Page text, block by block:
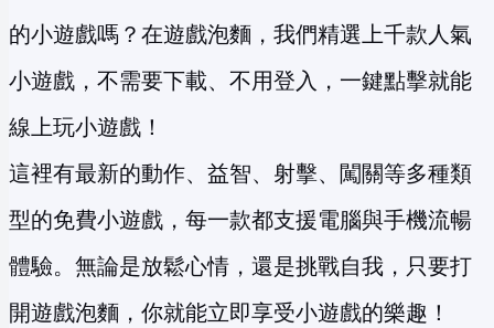
的小遊戲嗎？在遊戲泡麵，我們精選上千款人氣
小遊戲，不需要下載、不用登入，一鍵點擊就能
線上玩小遊戲！
這裡有最新的動作、益智、射擊、闖關等多種類
型的免費小遊戲，每一款都支援電腦與手機流暢
體驗。無論是放鬆心情，還是挑戰自我，只要打
開遊戲泡麵，你就能立即享受小遊戲的樂趣！